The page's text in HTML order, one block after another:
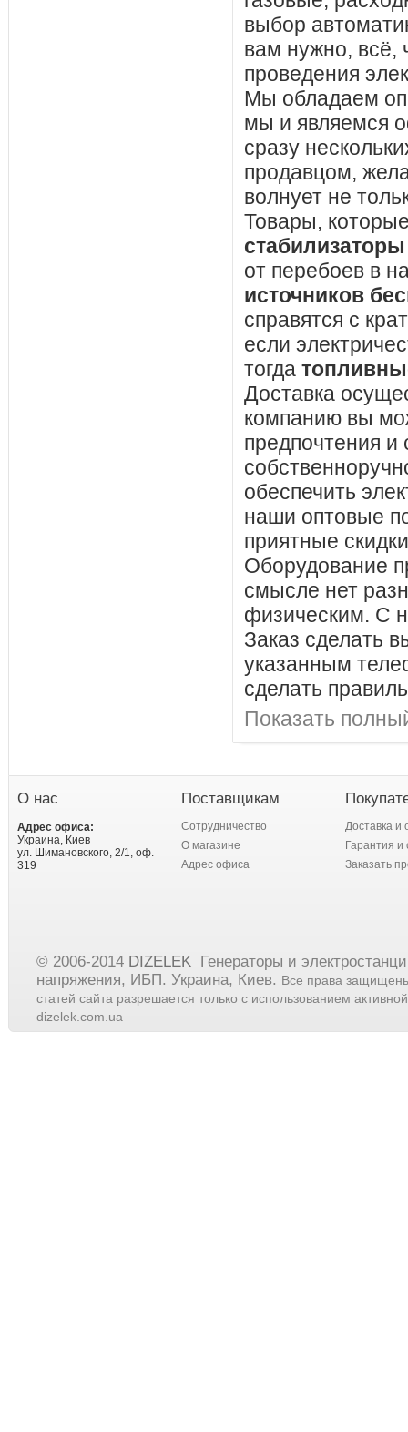
выбор
вам нужно, всё,
проведения
Мы обладаем
мы и являемся
сразу
продавцом,
волнует не
Товары,
от перебоев в
источников
справятся с
если
тогда
Доставка
компанию вы
предпочтения
обеспечить
наши оптовые
приятные
Оборудование
смысле нет
физическим. С
Заказ сделать
указанным
сделать
Показать
О нас
Адрес офиса:
Украина, Киев
ул. Шимановского, 2/1, оф.
319
Поставщикам
Сотрудничество
О магазине
Адрес офиса
Доставка и
Гарантия и
Заказать
© 2006-2014 DIZELEK Генераторы и
напряжения, ИБП. Украина, Киев. Все права
статей сайта разрешается только с использованием
dizelek.com.ua